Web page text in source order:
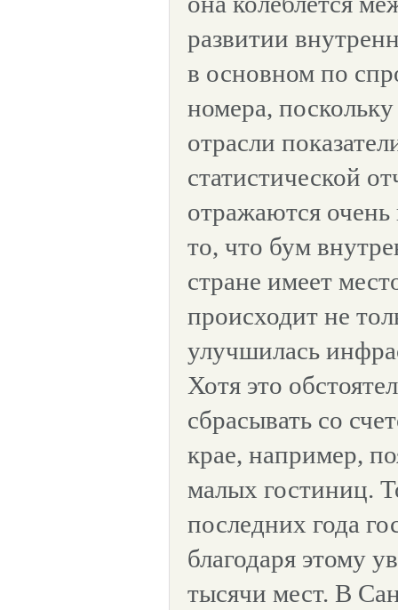
развитии
в основном по
номера,
отрасли
статистической
отражаются
то, что бум
стране имеет
происходит не
улучшилась
Хотя это
сбрасывать со
крае, например,
малых гостиниц.
последних года
благодаря этому
тысячи мест. В